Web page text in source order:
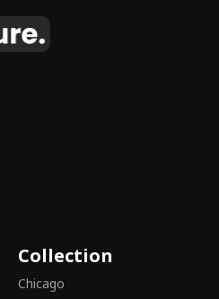
ต่เป็นงานศิลปะที่สะท้อนถึงรสนิยมและ
รง และการใช้งานที่ตอบโจทย์ทุกความ
นของเราผลิตจากวัสดุคุณภาพสูง ผ่าน
Collection
Chicago